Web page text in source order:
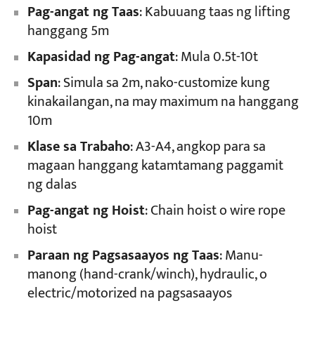
Pag-angat ng Taas: Kabuuang taas ng lifting
hanggang 5m
Kapasidad ng Pag-angat: Mula 0.5t-10t
Span: Simula sa 2m, nako-customize kung
kinakailangan, na may maximum na hanggang
10m
Klase sa Trabaho: A3-A4, angkop para sa
magaan hanggang katamtamang paggamit
ng dalas
Pag-angat ng Hoist: Chain hoist o wire rope
hoist
Paraan ng Pagsasaayos ng Taas: Manu-
manong (hand-crank/winch), hydraulic, o
electric/motorized na pagsasaayos